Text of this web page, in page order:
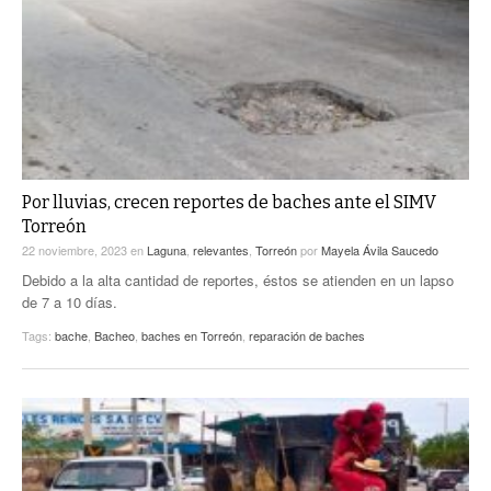
Por lluvias, crecen reportes de baches ante el SIMV
Torreón
22 noviembre, 2023en Laguna relevantes TorreónporMayela Ávila Saucedo
Debido a la alta cantidad de reportes, éstos se atienden en un lapso
de 7 a 10 días.
Tags: bache Bacheo baches en Torreón reparación de baches